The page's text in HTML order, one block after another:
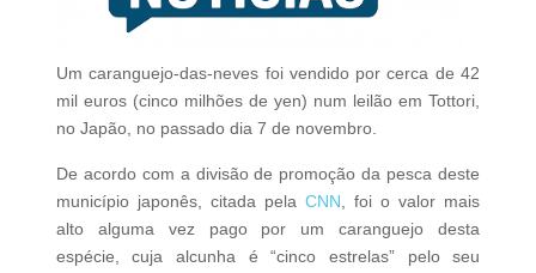
Um caranguejo-das-neves foi vendido por cerca de 42
mil euros (cinco milhões de yen) num leilão em Tottori,
no Japão, no passado dia 7 de novembro.
De acordo com a divisão de promoção da pesca deste
município japonês, citada pela CNN , foi o valor mais
alto alguma vez pago por um caranguejo desta
espécie, cuja alcunha é “cinco estrelas” pelo seu